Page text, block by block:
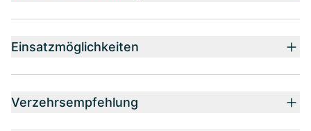
Einsatzmöglichkeiten
Verzehrsempfehlung